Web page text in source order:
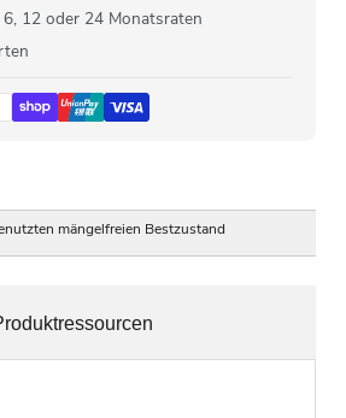
12 oder 24 Monatsraten
mängelfreien Bestzustand